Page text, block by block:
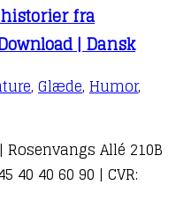
fra
| Dansk
, Glæde, Humor,
Allé 210B
40 40 60 90 | CVR: